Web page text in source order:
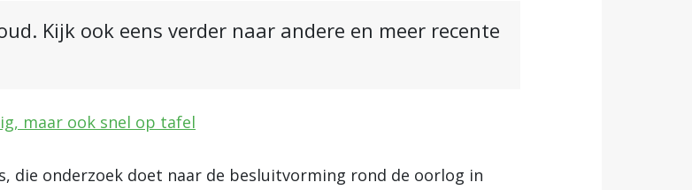
Kijk ook eens verder naar andere en meer recente
maar ook snel op tafel
die onderzoek doet naar de besluitvorming rond de oorlog in